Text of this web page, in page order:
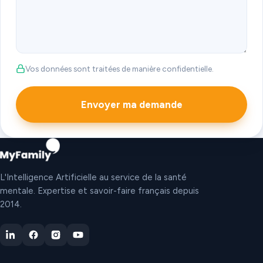
Vos données sont traitées de manière confidentielle.
Envoyer ma demande
L'Intelligence Artificielle au service de la santé
mentale. Expertise et savoir-faire français depuis
2014.